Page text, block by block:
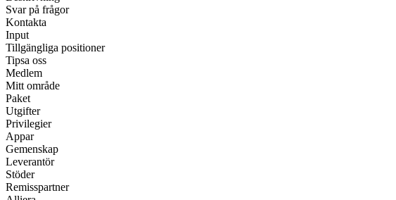
Svar på frågor
Kontakta
Input
Tillgängliga positioner
Tipsa oss
Medlem
Mitt område
Paket
Utgifter
Privilegier
Appar
Gemenskap
Leverantör
Stöder
Remisspartner